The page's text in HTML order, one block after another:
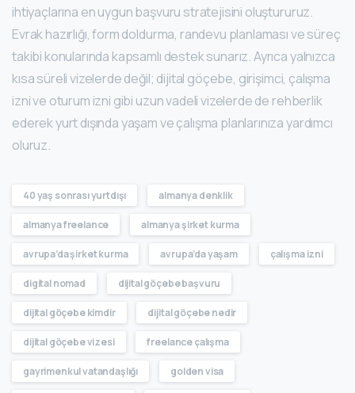
ihtiyaçlarına en uygun başvuru stratejisini oluştururuz.
Evrak hazırlığı, form doldurma, randevu planlaması ve süreç
takibi konularında kapsamlı destek sunarız. Ayrıca yalnızca
kısa süreli vizelerde değil; dijital göçebe, girişimci, çalışma
izni ve oturum izni gibi uzun vadeli vizelerde de rehberlik
ederek yurt dışında yaşam ve çalışma planlarınıza yardımcı
oluruz.
40 yaş sonrası yurtdışı almanya denklik
almanya freelance almanya şirket kurma
avrupa’da şirket kurma avrupa’da yaşam çalışma izni
digital nomad dijital göçebe başvuru
dijital göçebe kimdir dijital göçebe nedir
dijital göçebe vizesi freelance çalışma
gayrimenkul vatandaşlığı golden visa